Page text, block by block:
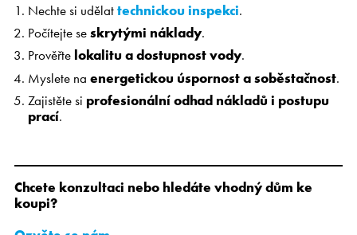
Nechte si udělattechnickou inspekci.
Počítejte seskrytými náklady.
Prověřte lokalitu a dostupnost vody.
Myslete na energetickou úspornost a soběstačnost.
Zajistěte si profesionální odhad nákladů i postupu
prací.
Chcete konzultaci nebo hledáte vhodný dům ke
koupi?